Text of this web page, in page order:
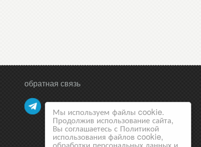
Мы используем файлы cookie.
Продолжив использование сайта,
Вы соглашаетесь с Политикой
использования файлов cookie,
обработки персональных данных и
обратная связь